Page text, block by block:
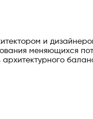
и
меняющихся